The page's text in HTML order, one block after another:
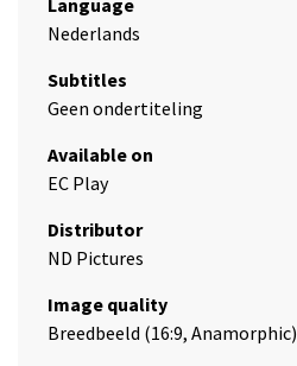
Language
Nederlands
Subtitles
Geen ondertiteling
Available on
EC Play
Distributor
ND Pictures
Image quality
Breedbeeld (16:9, Anamorphic)